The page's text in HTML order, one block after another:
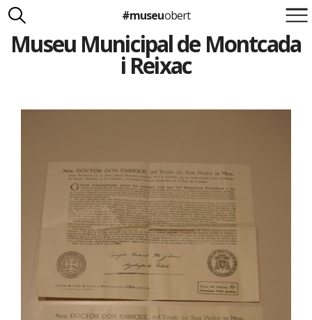
Suma't a la iniciativa
Carlota Royo
#museuobert
Museu Municipal de Montcada
i Reixac